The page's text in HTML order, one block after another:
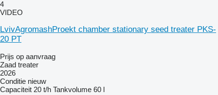
4
VIDEO
LvivAgromashProekt chamber stationary seed treater PKS-
20 PT
Prijs op aanvraag
Zaad treater
2026
Conditie nieuw
Capaciteit 20 t/h Tankvolume 60 l